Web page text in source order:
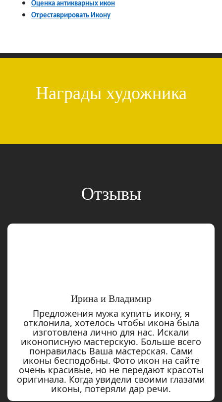
Оценка антикварных икон
Отреставрировать Икону
Награды художника
Отзывы
Ирина и Владимир
Предложения мужа купить икону, я
отклонила, хотелось чтобы икона была
изготовлена лично для нас. Искали
иконописную мастерскую. Больше всего
понравилась Ваша мастерская. Сами
иконы бесподобны. Фото икон на сайте
очень красивые, но не передают красоты
оригинала. Когда увидели своими глазами
иконы, потеряли дар речи.